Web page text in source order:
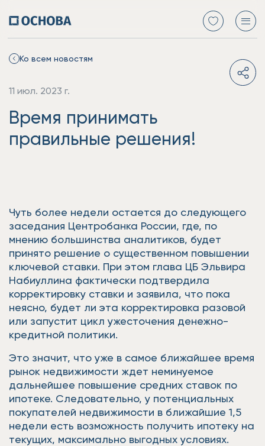
Ко всем новостям
11 июл. 2023 г.
Время принимать
правильные решения!
Чуть более недели остается до следующего
заседания Центробанка России, где, по
мнению большинства аналитиков, будет
принято решение о существенном повышении
ключевой ставки. При этом глава ЦБ Эльвира
Набиуллина фактически подтвердила
корректировку ставки и заявила, что пока
неясно, будет ли эта корректировка разовой
или запустит цикл ужесточения денежно-
кредитной политики.
Это значит, что уже в самое ближайшее время
рынок недвижимости ждет неминуемое
дальнейшее повышение средних ставок по
ипотеке. Следовательно, у потенциальных
покупателей недвижимости в ближайшие 1,5
недели есть возможность получить ипотеку на
текущих, максимально выгодных условиях.